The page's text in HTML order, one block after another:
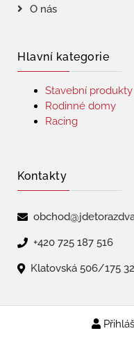
O nás
Hlavní kategorie
Stavební produkty
Rodinné domy
Racing
Kontakty
+420 725 187 516
Klatovská 506/175
Copyright